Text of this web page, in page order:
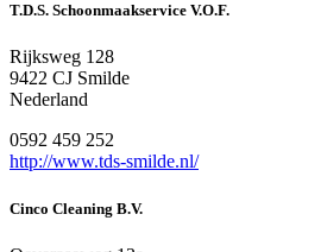
T.D.S. Schoonmaakservice V.O.F.
Rijksweg 128
9422 CJ Smilde
Nederland
0592 459 252
http://www.tds-smilde.nl/
Cinco Cleaning B.V.